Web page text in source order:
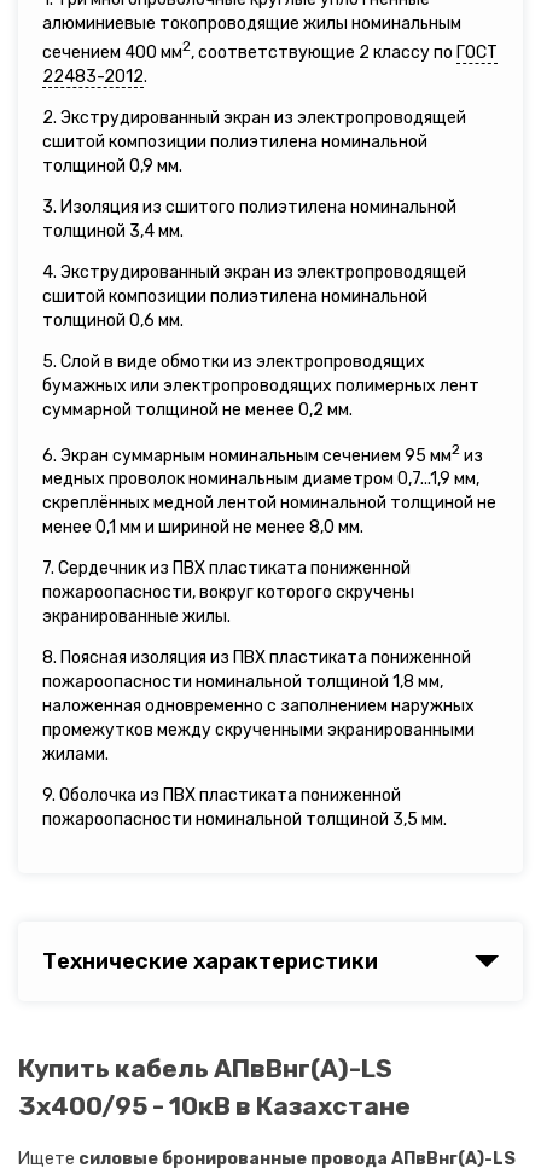
алюминиевые токопроводящие жилы номинальным
сечением 400 мм2, соответствующие 2 классу по ГОСТ
22483-2012.
2. Экструдированный экран из электропроводящей
сшитой композиции полиэтилена номинальной
толщиной 0,9 мм.
3. Изоляция из сшитого полиэтилена номинальной
толщиной 3,4 мм.
4. Экструдированный экран из электропроводящей
сшитой композиции полиэтилена номинальной
толщиной 0,6 мм.
5. Слой в виде обмотки из электропроводящих
бумажных или электропроводящих полимерных лент
суммарной толщиной не менее 0,2 мм.
6. Экран суммарным номинальным сечением 95 мм2 из
медных проволок номинальным диаметром 0,7...1,9 мм,
скреплённых медной лентой номинальной толщиной не
менее 0,1 мм и шириной не менее 8,0 мм.
7. Сердечник из ПВХ пластиката пониженной
пожароопасности, вокруг которого скручены
экранированные жилы.
8. Поясная изоляция из ПВХ пластиката пониженной
пожароопасности номинальной толщиной 1,8 мм,
наложенная одновременно с заполнением наружных
промежутков между скрученными экранированными
жилами.
9. Оболочка из ПВХ пластиката пониженной
пожароопасности номинальной толщиной 3,5 мм.
Технические характеристики
Купить кабель АПвВнг(A)-LS
3х400/95 - 10кВ в Казахстане
Ищете силовые бронированные провода АПвВнг(A)-LS